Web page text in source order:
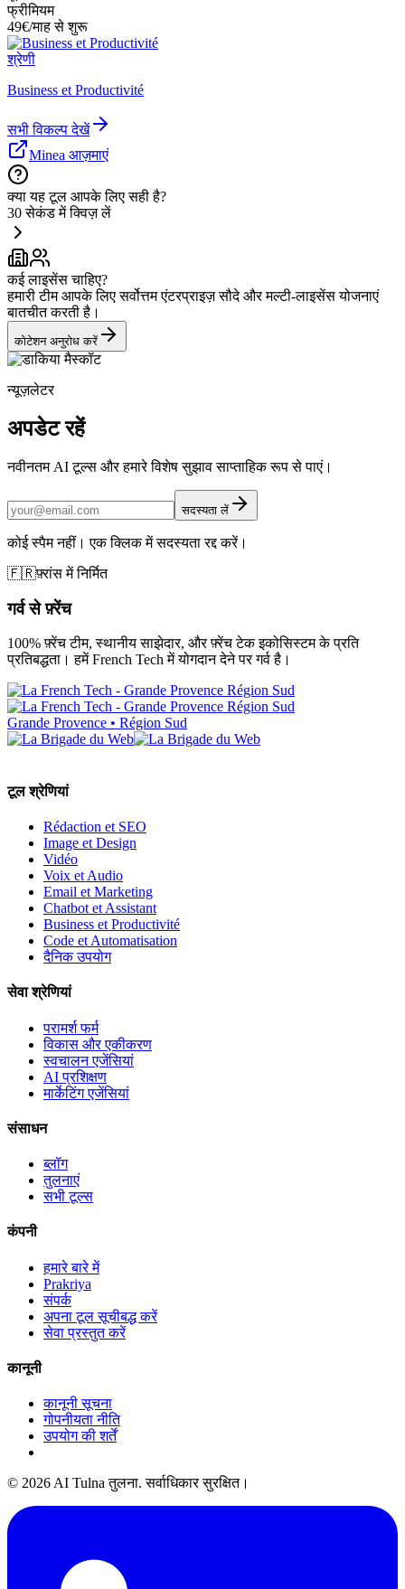
फ्रीमियम
49€/माह से शुरू
श्रेणी
Business et Productivité
सभी विकल्प देखें
Minea आज़माएं
क्या यह टूल आपके लिए सही है?
30 सेकंड में क्विज़ लें
कई लाइसेंस चाहिए?
हमारी टीम आपके लिए सर्वोत्तम एंटरप्राइज़ सौदे और मल्टी-लाइसेंस योजनाएं
बातचीत करती है।
कोटेशन अनुरोध करें
न्यूज़लेटर
अपडेट रहें
नवीनतम AI टूल्स और हमारे विशेष सुझाव साप्ताहिक रूप से पाएं।
सदस्यता लें
कोई स्पैम नहीं। एक क्लिक में सदस्यता रद्द करें।
🇫🇷फ़्रांस में निर्मित
गर्व से फ़्रेंच
100% फ़्रेंच टीम, स्थानीय साझेदार, और फ़्रेंच टेक इकोसिस्टम के प्रति
प्रतिबद्धता। हमें French Tech में योगदान देने पर गर्व है।
Grande Provence • Région Sud
टूल श्रेणियां
Rédaction et SEO
Image et Design
Vidéo
Voix et Audio
Email et Marketing
Chatbot et Assistant
Business et Productivité
Code et Automatisation
दैनिक उपयोग
सेवा श्रेणियां
परामर्श फर्म
विकास और एकीकरण
स्वचालन एजेंसियां
AI प्रशिक्षण
मार्केटिंग एजेंसियां
संसाधन
ब्लॉग
तुलनाएं
सभी टूल्स
कंपनी
हमारे बारे में
Prakriya
संपर्क
अपना टूल सूचीबद्ध करें
सेवा प्रस्तुत करें
कानूनी
कानूनी सूचना
गोपनीयता नीति
उपयोग की शर्तें
© 2026 AI Tulna तुलना. सर्वाधिकार सुरक्षित।